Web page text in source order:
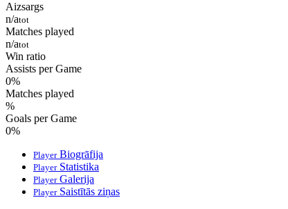
Aizsargs
n/atot
Matches played
n/atot
Win ratio
Assists per Game
0%
Matches played
%
Goals per Game
0%
PlayerBiogrāfija
PlayerStatistika
PlayerGalerija
PlayerSaistītās ziņas